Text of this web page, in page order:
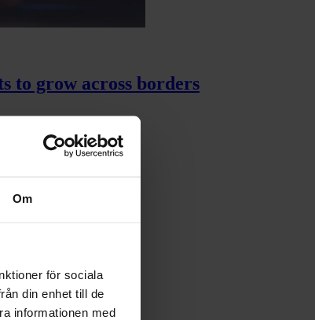
Om
för sociala
din enhet till de
informationen med
to grow across borders